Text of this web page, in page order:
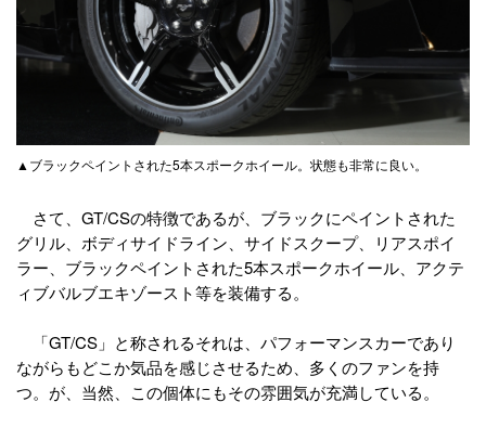
▲ブラックペイントされた5本スポークホイール。状態も非常に良い。
さて、GT/CSの特徴であるが、ブラックにペイントされた
グリル、ボディサイドライン、サイドスクープ、リアスポイ
ラー、ブラックペイントされた5本スポークホイール、アクテ
ィブバルブエキゾースト等を装備する。
「GT/CS」と称されるそれは、パフォーマンスカーであり
ながらもどこか気品を感じさせるため、多くのファンを持
つ。が、当然、この個体にもその雰囲気が充満している。